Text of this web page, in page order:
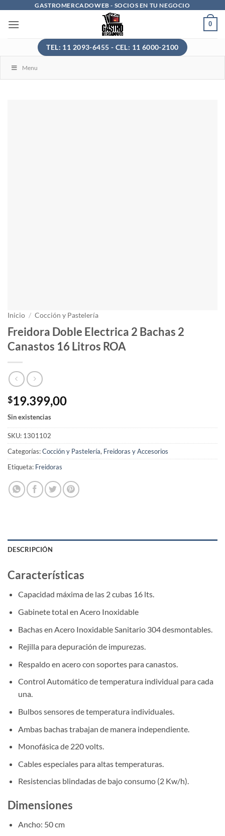
contenido
GASTROMERCADOWEB - SOCIOS EN TU NEGOCIO
0
TEL: 11 2093-6455 - CEL: 11 6000-2100
Menu
Inicio / Cocción y Pastelería
Freidora Doble Electrica 2 Bachas 2
Canastos 16 Litros ROA
$19.399,00
Sin existencias
SKU: 1301102
Categorías:Cocción y Pastelería, Freidoras y Accesorios
Etiqueta: Freidoras
DESCRIPCIÓN
Características
Capacidad máxima de las 2 cubas 16 lts.
Gabinete total en Acero Inoxidable
Bachas en Acero Inoxidable Sanitario 304 desmontables.
Rejilla para depuración de impurezas.
Respaldo en acero con soportes para canastos.
Control Automático de temperatura individual para cada
una.
Bulbos sensores de temperatura individuales.
Ambas bachas trabajan de manera independiente.
Monofásica de 220 volts.
Cables especiales para altas temperaturas.
Resistencias blindadas de bajo consumo (2 Kw/h).
Dimensiones
Ancho: 50 cm